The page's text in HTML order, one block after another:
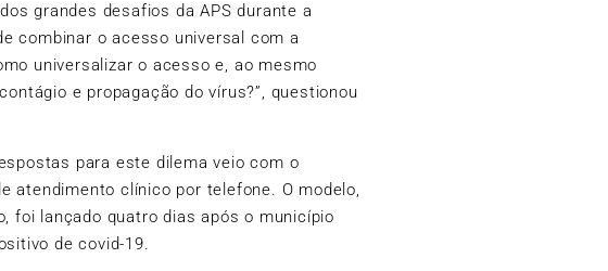
grandes desafios da APS durante a
combinar o acesso universal com a
universalizar o acesso e, ao mesmo
e propagação do vírus?”, questionou
para este dilema veio com o
atendimento clínico por telefone. O modelo,
foi lançado quatro dias após o município
de covid-19.